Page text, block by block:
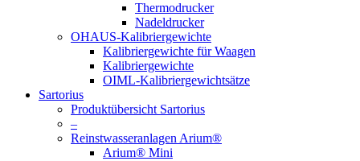
Thermodrucker
Nadeldrucker
OHAUS-Kalibriergewichte
Kalibriergewichte für Waagen
Kalibriergewichte
OIML-Kalibriergewichtsätze
Sartorius
Produktübersicht Sartorius
–
Reinstwasseranlagen Arium®
Arium® Mini